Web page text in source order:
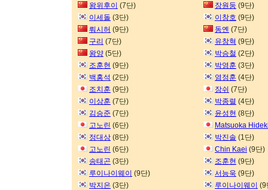
왕위후이 (7단) 장원둥 (9단)
이세돌 (3단) 이창호 (9단)
뤄시허 (9단) 동옌 (7단)
구리 (7단) 유창혁 (9단)
왕양 (5단) 박승철 (2단)
조훈현 (9단) 박영훈 (3단)
백홍석 (2단) 염정훈 (4단)
조치훈 (9단) 장쉬 (7단)
이상훈 (7단) 박종렬 (4단)
김승준 (7단) 윤성현 (8단)
고노린 (6단)
Matsuoka
정대상 (8단) 박진솔 (1단)
고노린 (6단) Chin Kaei (9단)
송태곤 (3단) 조훈현 (9단)
루이나이웨이 (9단) 서능욱 (9단)
박지은 (3단) 루이나이웨이 (9